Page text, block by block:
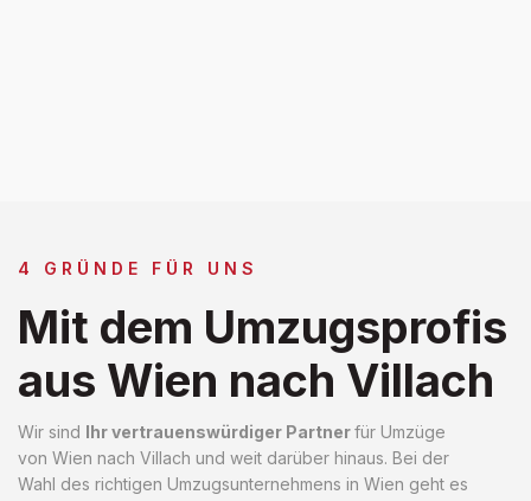
4 GRÜNDE FÜR UNS
Mit dem Umzugsprofis
aus Wien nach Villach
Wir sind Ihr vertrauenswürdiger Partnerfür Umzüge
von Wien nach Villach und weit darüber hinaus. Bei der
Wahl des richtigen Umzugsunternehmens in Wien geht es